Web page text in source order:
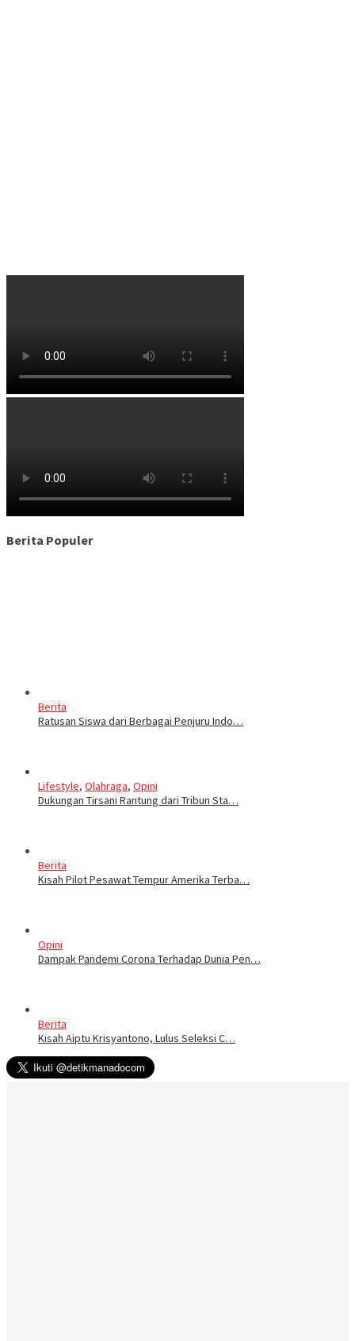
Berita Populer
Berita
Ratusan Siswa dari Berbagai Penjuru Indo…
Lifestyle, Olahraga, Opini
Dukungan Tirsani Rantung dari Tribun Sta…
Berita
Kisah Pilot Pesawat Tempur Amerika Terba…
Opini
Dampak Pandemi Corona Terhadap Dunia Pen…
Berita
Kisah Aiptu Krisyantono, Lulus Seleksi C…